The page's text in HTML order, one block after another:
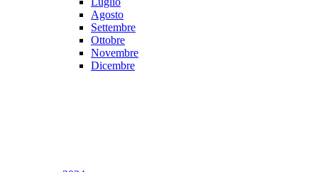
Agosto
Settembre
Ottobre
Novembre
Dicembre